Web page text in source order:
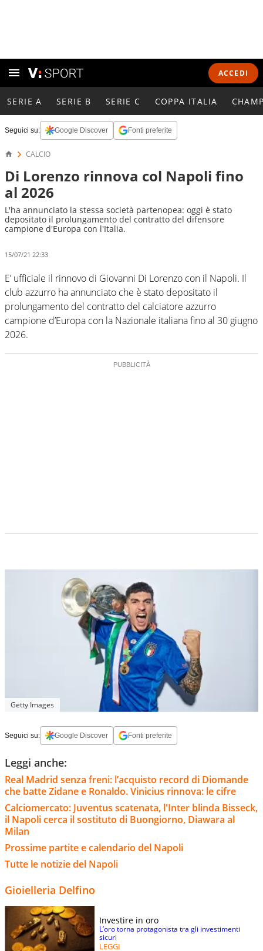
ACCEDI
SERIE A SERIE B SERIE C COPPA ITALIA
Seguici su: Google Discover Fonti preferite
CALCIO
Di Lorenzo rinnova col Napoli fino
al 2026
L'ha annunciato la stessa società partenopea: oggi è stato
depositato il prolungamento del contratto del difensore
campione d'Europa con l'Italia.
15/07/21 22:33
E’ ufficiale il rinnovo di Giovanni Di Lorenzo con il Napoli. Il
club azzurro ha annunciato che è stato depositato il
prolungamento del contratto del calciatore azzurro
campione d’Europa con la Nazionale italiana fino al 30 giugno
2026.
Getty Images
Seguici su: Google Discover Fonti preferite
Leggi anche:
Real Madrid senza freni: l’acquisto record di Diomande
che batte Zidane e Ronaldo. Vinicius rinnova: le cifre
Calciomercato: Juventus scatenata, l'Inter blinda Bisseck,
il Napoli cerca il sostituto di Buongiorno, Diawara al
Milan
Prossime partite e calendario del Napoli
Tutte le notizie del Napoli
Gioielleria Delfino
Investire in oro
L’oro torna protagonista tra gli investimenti
sicuri
LEGGI